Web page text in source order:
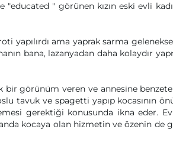
" görünen kızın eski evli
yapılırdı ama yaprak sarma
bana, lazanyadan daha kolaydır
görünüm veren ve annesine
tavuk ve spagetti yapıp kocasının
gerektiği konusunda ikna eder. Ev
kocaya olan hizmetin ve özenin de